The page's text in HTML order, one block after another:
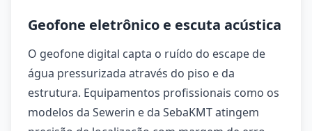
Geofone eletrônico e escuta acústica
O geofone digital capta o ruído do escape de
água pressurizada através do piso e da
estrutura. Equipamentos profissionais como os
modelos da Sewerin e da SebaKMT atingem